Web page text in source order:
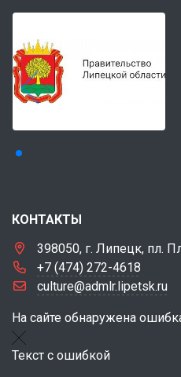
КОНТАКТЫ
398050, г. Липецк, пл.
+7 (474) 272-4618
culture@admlr.lipetsk.ru
На сайте обнаружена
Текст с ошибкой